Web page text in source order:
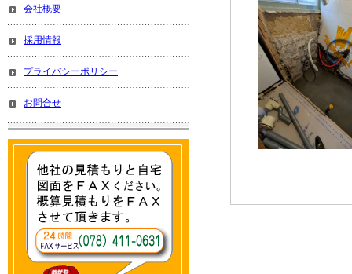
会社概要
採用情報
プライバシーポリシー
お問合せ